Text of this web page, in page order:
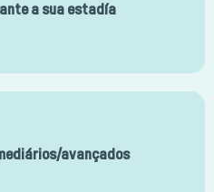
a sua estadía
avançados